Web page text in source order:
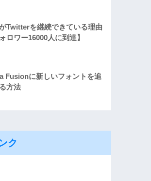
Twitterを継続できている理由
ォロワー16000人に到達】
Fusionに新しいフォントを追
方法
ク